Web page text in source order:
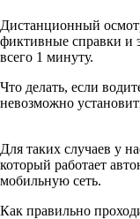
Дистанционный
фиктивные справки и
всего 1 минуту.
Что делать, если
невозможно
Для таких случаев у
который работает
мобильную сеть.
Как правильно